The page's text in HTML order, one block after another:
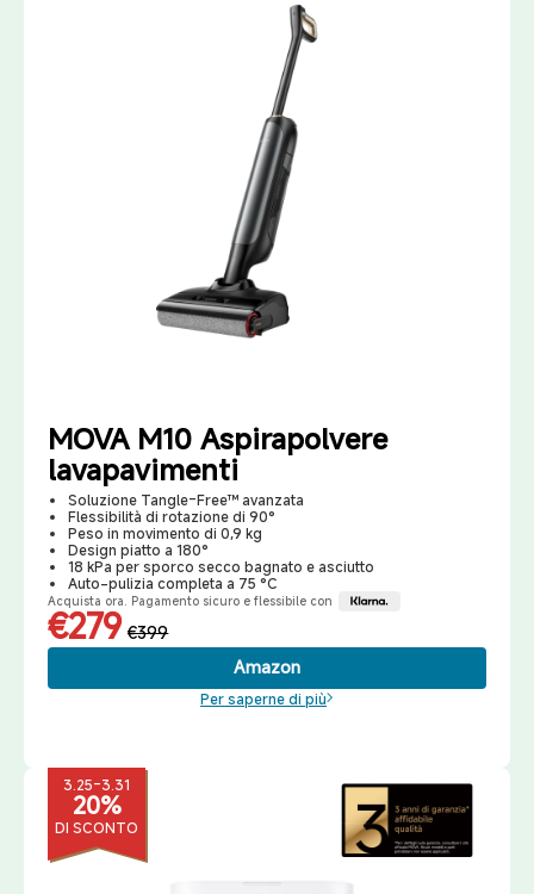
MOVA M10 Aspirapolvere
lavapavimenti
Soluzione Tangle-Free™ avanzata
Flessibilità di rotazione di 90°
Peso in movimento di 0,9 kg
Design piatto a 180°
18 kPa per sporco secco bagnato e asciutto
Auto-pulizia completa a 75 °C
Acquista ora. Pagamento sicuro e flessibile con
€279 €399
Amazon
Per saperne di più
3.25-3.31
20%
DI SCONTO